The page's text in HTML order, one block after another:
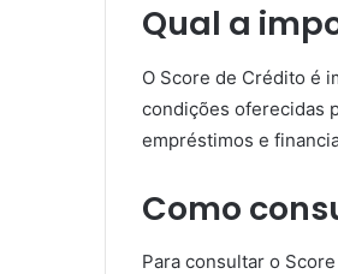
Qual a
O Score de Crédito é
condições oferecidas
empréstimos e
Como
Para consultar o